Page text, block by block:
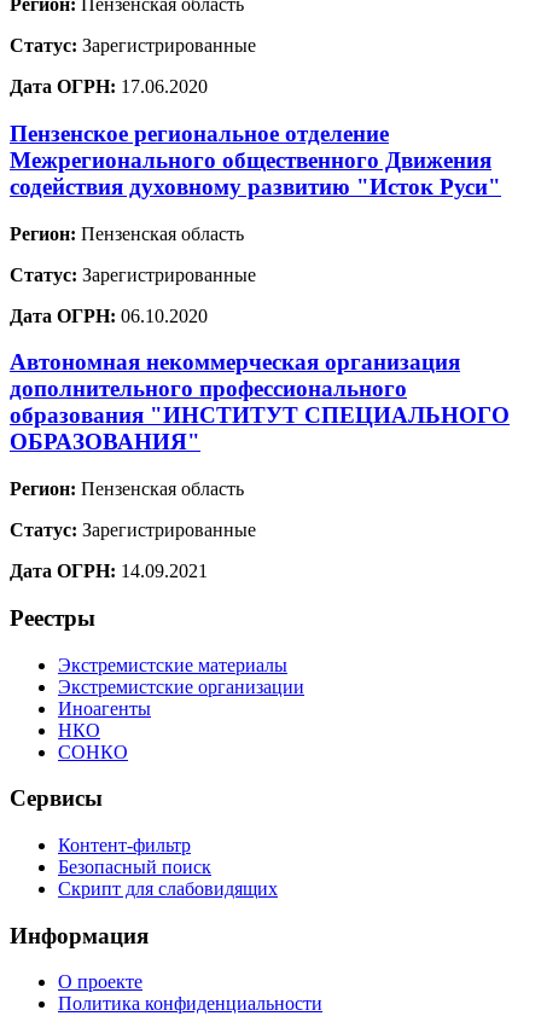
Регион: Пензенская область
Статус: Зарегистрированные
Дата ОГРН: 17.06.2020
Пензенское региональное отделение
Межрегионального общественного Движения
содействия духовному развитию "Исток Руси"
Регион: Пензенская область
Статус: Зарегистрированные
Дата ОГРН: 06.10.2020
Автономная некоммерческая организация
дополнительного профессионального
образования "ИНСТИТУТ СПЕЦИАЛЬНОГО
ОБРАЗОВАНИЯ"
Регион: Пензенская область
Статус: Зарегистрированные
Дата ОГРН: 14.09.2021
Реестры
Экстремистские материалы
Экстремистские организации
Иноагенты
НКО
СОНКО
Сервисы
Контент-фильтр
Безопасный поиск
Скрипт для слабовидящих
Информация
О проекте
Политика конфиденциальности